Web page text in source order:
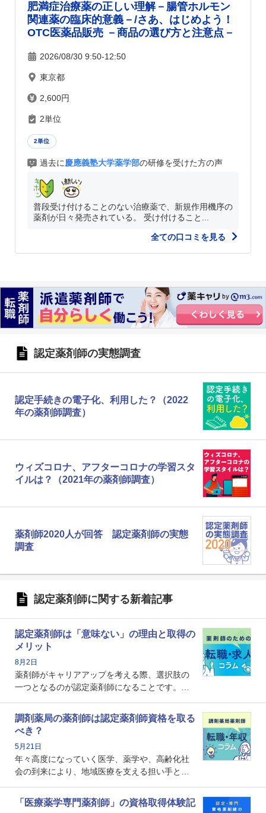
肥満症治療薬の正しい理解－腸管ホルモン
関連薬の臨床的意義－/さあ、はじめよう！
OTC医薬品販売 －商品の選び方と注意点－
2026/08/30 9:50-12:50
東京都
2,600円
2単位
2単位
過去に慶應義塾大学薬学部の研修を受けた方の声
普段受け付けることのない治療薬で、新規作用機序の
薬剤が日々発売されている。 受け付けること...
全ての口コミを見る
認定薬剤師の実態調査
認定手続きの電子化、利用した？（2022
年の薬剤師調査）
ウィズコロナ、アフターコロナの学習スタ
イルは？（2021年の薬剤師調査）
薬剤師2020人が回答 認定薬剤師の実態
調査
認定薬剤師に関する新着記事
認定薬剤師は「意味ない」の理由と取得の
メリット
8月2日
薬剤師がキャリアアップを考える際、選択肢の
一つとなるのが認定薬剤師になることです。し
という声を聞いたことがあるかもしれません。
本記事では、認定薬剤師が「意味ない」といわ
れる理由や、取得するメリット、年収・キャリ
アへの影響を解説します。
調剤薬局の薬剤師は認定薬剤師資格を取る
べき？
5月21日
年々高度になっていく医学、薬学や、高齢化社
会の到来により、地域医療を支える担い手とし
で、重要度が増しているのが認定薬剤師という
資格です。認定薬剤師とはいったいどんな資格
「医療薬学専門薬剤師」の資格取得体験記